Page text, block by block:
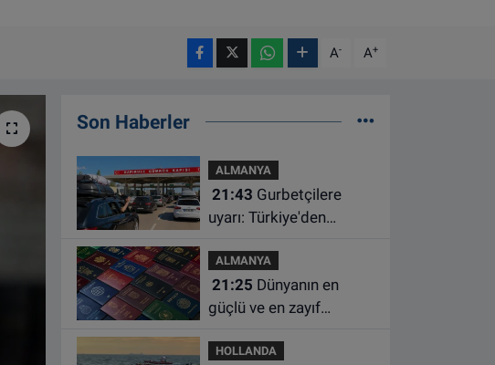
A- A+
Son Haberler
ALMANYA
21:43
uyarı: Türkiye'den
geçiş ve trafik
borcunuzu kontrol edin
ALMANYA
21:25
güçlü ve en zayıf
HOLLANDA